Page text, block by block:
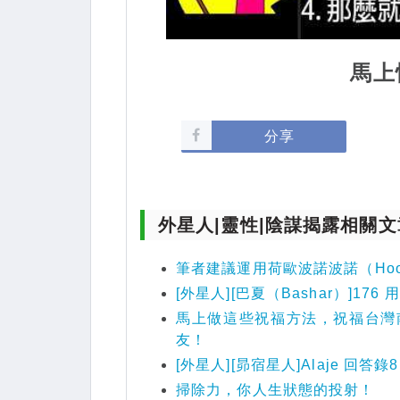
馬
分享
外星人|靈性|陰謀揭露相關
筆者建議運用荷歐波諾波諾（
[外星人][巴夏（Bashar）]176
馬上做這些祝福方法，祝福台
友！
[外星人][昴宿星人]Alaje 回答錄
掃除力，你人生狀態的投射！